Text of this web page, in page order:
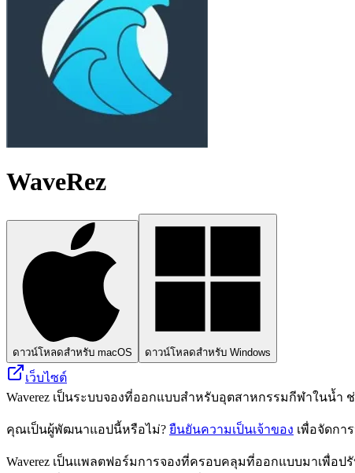
WaveRez
ดาวน์โหลดสำหรับ macOS ดาวน์โหลดสำหรับ Windows
เว็บไซต์
Waverez เป็นระบบจองที่ออกแบบสำหรับอุตสาหกรรมกีฬาในน้
คุณเป็นผู้พัฒนาแอปนี้หรือไม่? ยืนยันความเป็นเจ้าของ เพื่อจัดกา
Waverez เป็นแพลตฟอร์มการจองที่ครอบคลุมที่ออกแบบมาเพื่อ